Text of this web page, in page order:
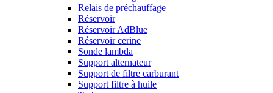
Relais de préchauffage
Réservoir
Réservoir AdBlue
Réservoir cerine
Sonde lambda
Support alternateur
Support de filtre carburant
Support filtre à huile